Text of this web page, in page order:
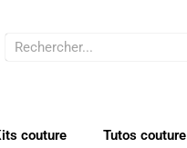
Rechercher
couture Tutos couture